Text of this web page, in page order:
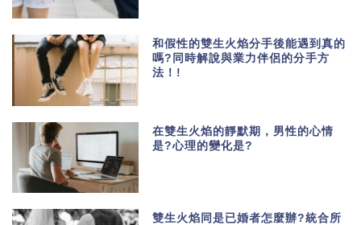
和假性的雙生火焰分手後能遇到真的
嗎?同時解說與業力伴侶的分手方
法！!
在雙生火焰的靜默期，男性的心情
是?心理的變化是?
雙生火焰同是已婚者怎麼辦?統合所